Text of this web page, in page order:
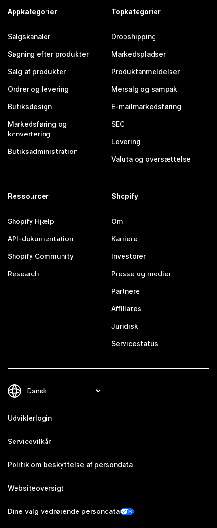
Appkategorier
Salgskanaler
Søgning efter produkter
Salg af produkter
Ordrer og levering
Butiksdesign
Markedsføring og
konvertering
Butiksadministration
Topkategorier
Dropshipping
Markedspladser
Produktanmeldelser
Mersalg og sampak
E-mailmarkedsføring
SEO
Levering
Valuta og oversættelse
Ressourcer
Shopify Hjælp
API-dokumentation
Shopify Community
Research
Shopify
Om
Karriere
Investorer
Presse og medier
Partnere
Affiliates
Juridisk
Servicestatus
Udviklerlogin
Servicevilkår
Politik om beskyttelse af persondata
Websiteoversigt
Dine valg vedrørende persondata